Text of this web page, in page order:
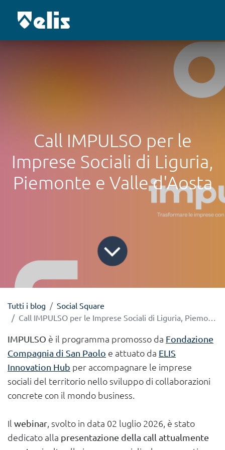
Call IMPULSO per le
Imprese Sociali di Liguria,
Piemonte e Valle d'Aosta
Tutti i blog
Social Square
Call IMPULSO per le Imprese Sociali di Liguria, Piemonte e Valle d'Aosta
IMPULSO è il programma promosso da Fondazione
Compagnia di San Paolo e attuato da ELIS
Innovation Hub per accompagnare le imprese
sociali del territorio nello sviluppo di collaborazioni
concrete con il mondo business.
Il webinar svolto in data 02 luglio 2026, è stato
dedicato alla presentazione della call attualmente